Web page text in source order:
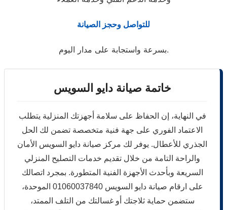
للتواصل وحجز الصيانة
بسرعة واستجابة على مدار اليوم.
خاتمة صيانة دايو السويس
في النهاية، إن الحفاظ على سلامة أجهزتك المنزلية يتطلب
الاعتماد الفوري على جهة فنية متخصصة تضمن لك الحل
الجذري للأعطال. يوفر لك مركز صيانة دايو السويس الأمان
والراحة التامة من خلال تقديم خدمات التصليح المنزلي
السريعة وبأحدث الأجهزة الفنية المتطورة. بمجرد اتصالك
على ارقام صيانة دايو السويس 01060037840 الموحدة،
ستضمن حماية ثلاجتك أو غسالتك من التلف الممتد،